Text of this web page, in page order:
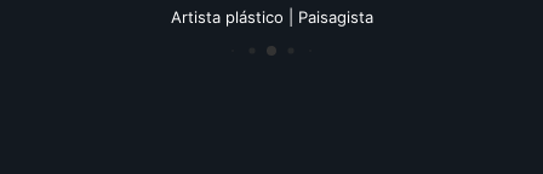
Artista plástico | Paisagista